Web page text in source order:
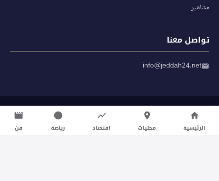
مشاهير
تواصل معنا
info@jeddah24.net
سياسة الخصوصية
شروط الاستخدام
الرئيسية محليات اقتصاد رياضة فن